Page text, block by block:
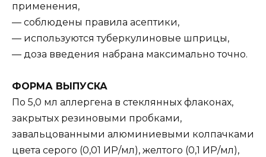
применения,
— соблюдены правила асептики,
— используются туберкулиновые шприцы,
— доза введения набрана максимально точно.
ФОРМА ВЫПУСКА
По 5,0 мл аллергена в стеклянных флаконах,
закрытых резиновыми пробками,
завальцованными алюминиевыми колпачками
цвета серого (0,01 ИР/мл), желтого (0,1 ИР/мл),